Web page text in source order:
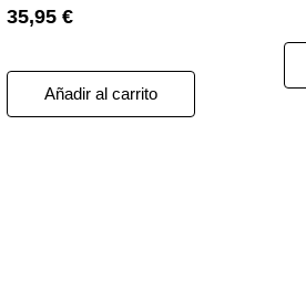
35,95 €
Añadir al carrito